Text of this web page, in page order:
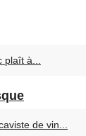
plaît à...
de vin...